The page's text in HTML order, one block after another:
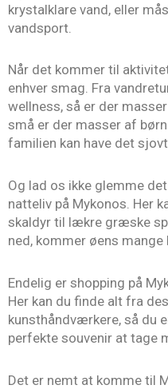
krystalklare vand, eller
vandsport.
Når det kommer til
enhver smag. Fra
wellness, så er der
små er der masser af
familien kan have det
Og lad os ikke glemme
natteliv på Mykonos. Her
skaldyr til lækre græske
ned, kommer øens
Endelig er shopping på
Her kan du finde alt fra
kunsthåndværkere, så du
perfekte souvenir at tage
Det er nemt at komme til